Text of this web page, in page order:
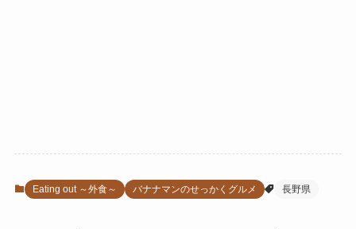
Eating out ～外食～ バナナマンのせっかくグルメ 長野県